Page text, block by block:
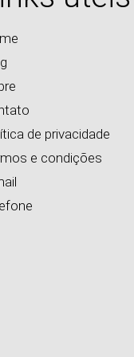
de privacidade
e condições